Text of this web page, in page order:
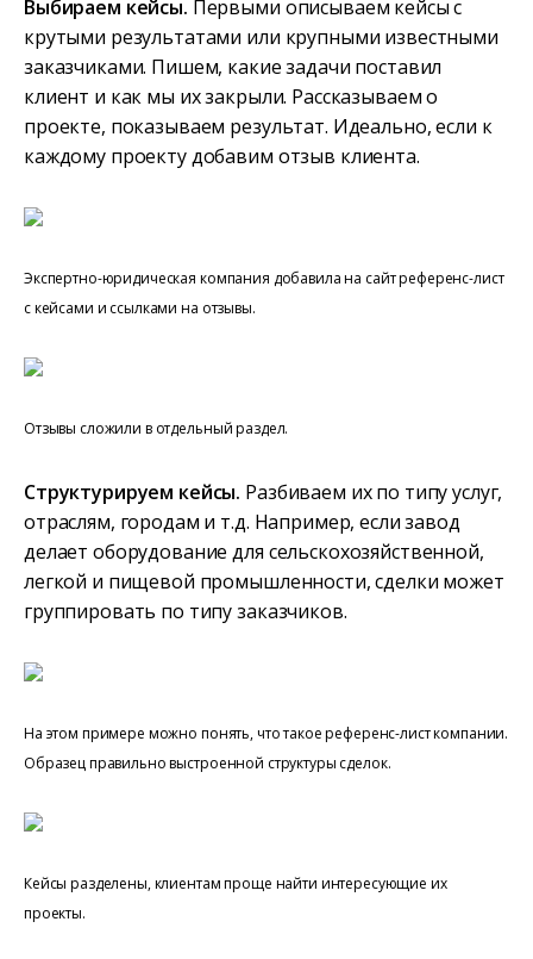
Выбираем кейсы. Первыми описываем кейсы с
крутыми результатами или крупными известными
заказчиками. Пишем, какие задачи поставил
клиент и как мы их закрыли. Рассказываем о
проекте, показываем результат. Идеально, если к
каждому проекту добавим отзыв клиента.
Экспертно-юридическая компания добавила на сайт референс-лист
с кейсами и ссылками на отзывы.
Отзывы сложили в отдельный раздел.
Структурируем кейсы. Разбиваем их по типу услуг,
отраслям, городам и т.д. Например, если завод
делает оборудование для сельскохозяйственной,
легкой и пищевой промышленности, сделки может
группировать по типу заказчиков.
На этом примере можно понять, что такое референс-лист компании.
Образец правильно выстроенной структуры сделок.
Кейсы разделены, клиентам проще найти интересующие их
проекты.